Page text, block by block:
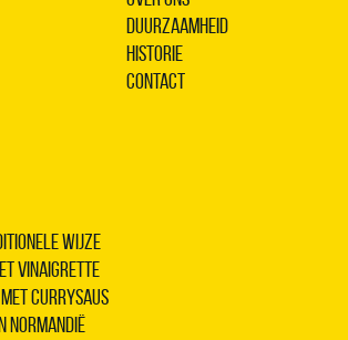
wijze
vinaigrette
Currysaus
Normandië
Duurzaamheid
Historie
Contact